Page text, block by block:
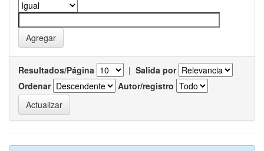
Resultados/Página | Salida por
Ordenar
Autor/registro